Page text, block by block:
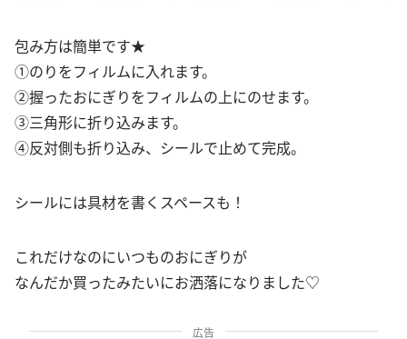
包み方は簡単です★
①のりをフィルムに入れます。
②握ったおにぎりをフィルムの上にのせます。
③三角形に折り込みます。
④反対側も折り込み、シールで止めて完成。
シールには具材を書くスペースも！
これだけなのにいつものおにぎりが
なんだか買ったみたいにお洒落になりました♡
広告